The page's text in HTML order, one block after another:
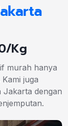
Kg
murah hanya
juga
Jakarta dengan